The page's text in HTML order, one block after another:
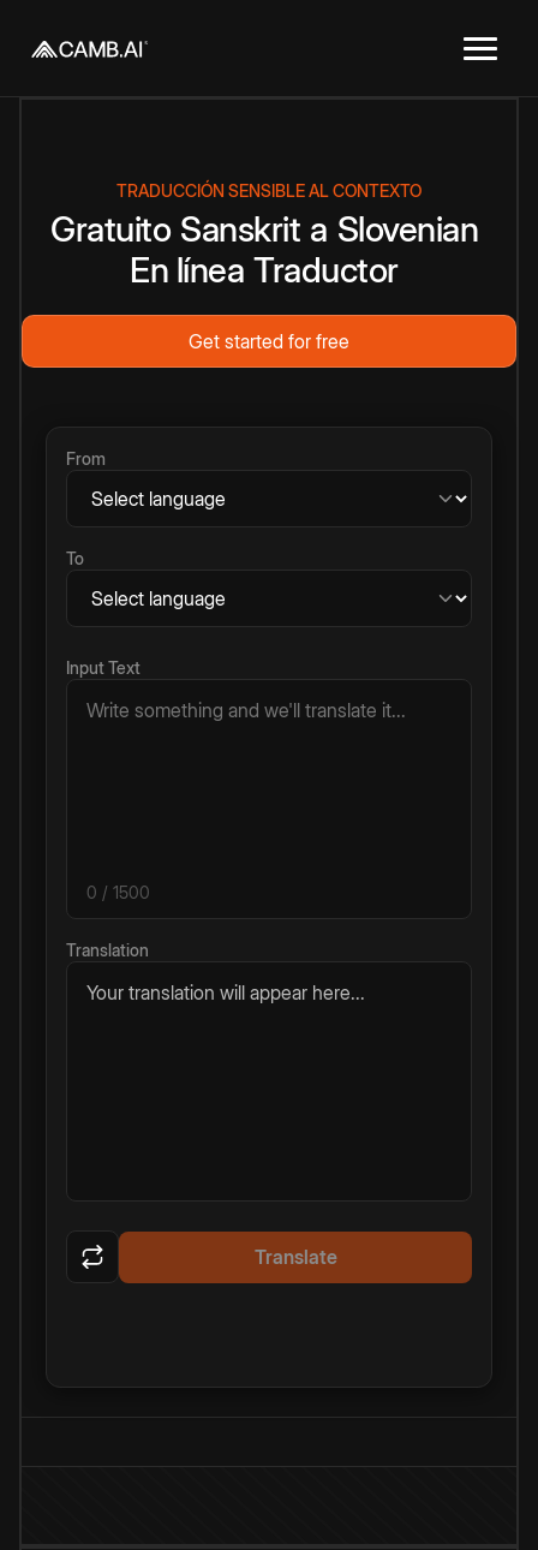
TRADUCCIÓN SENSIBLE AL CONTEXTO
Gratuito Sanskrit a Slovenian
En línea Traductor
Get started for free
From
To
Input Text
0 / 1500
Translation
Your translation will appear here...
Translate